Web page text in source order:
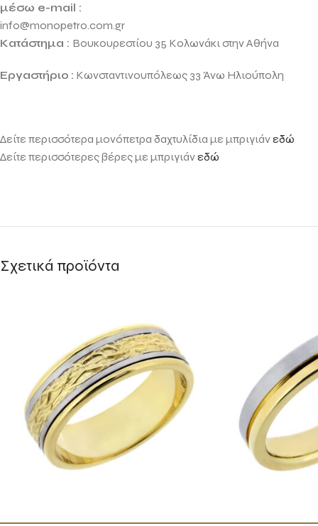
μέσω e-mail :
info@monopetro.com.gr
Κατάστημα : Βουκουρεστίου 35 Κολωνάκι στην Αθήνα
Εργαστήριο : Κωνσταντινουπόλεως 33 Άνω Ηλιούπολη
Δείτε περισσότερα μονόπετρα δαχτυλίδια με μπριγιάνεδώ
Δείτε περισσότερες βέρες με μπριγιάνεδώ
Σχετικά προϊόντα